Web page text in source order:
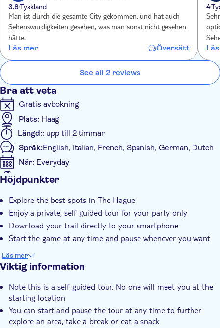
3.8Tyskland
Man ist durch die gesamte City gekommen, und hat auch
Sehenswürdigkeiten gesehen, was man sonst nicht gesehen
hätte.
Läs mer Översätt
4
See all 2 reviews
Bra att veta
Gratis avbokning
Plats: Haag
Längd:: upp till 2 timmar
Språk:English, Italian, French, Spanish, German, Dutch
När: Everyday
E-biljett i mobilen gäller
Omedelbar bekräftelse
Private group
Höjdpunkter
Explore the best spots in The Hague
Enjoy a private, self-guided tour for your party only
Download your trail directly to your smartphone
Start the game at any time and pause whenever you want
Läs mer
Viktig information
Note this is a self-guided tour. No one will meet you at the
starting location
You can start and pause the tour at any time to further
explore an area, take a break or eat a snack